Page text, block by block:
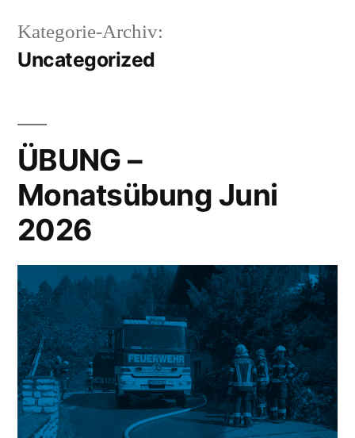
Kategorie-Archiv:
Uncategorized
ÜBUNG –
Monatsübung Juni
2026